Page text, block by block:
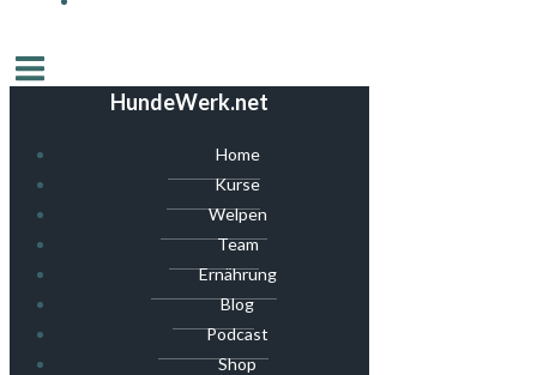
HundeWerk.net
Home
Kurse
Welpen
Team
Ernährung
Blog
Podcast
Shop